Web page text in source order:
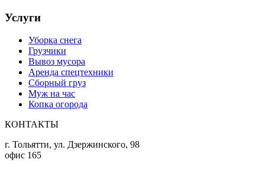
Услуги
Уборка снега
Грузчики
Вывоз мусора
Аренда спецтехники
Сборный груз
Муж на час
Копка огорода
КОНТАКТЫ
г. Тольятти, ул. Дзержинского, 98
офис 165